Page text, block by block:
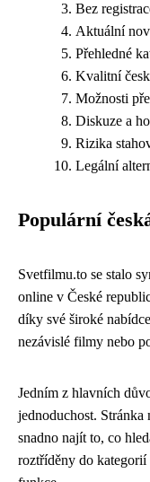
Bez
Aktuální
Přehledné
Kvalitní
Možnosti
Diskuze a
Rizika
Legální
Populární
Svetfilmu.to se stalo
online v České
díky své široké
nezávislé filmy nebo
Jedním z hlavních
jednoduchost. Stránka
snadno najít to, co
roztříděny do